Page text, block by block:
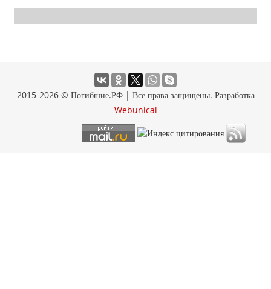
2015-2026 © Погибшие.РФ | Все права защищены. Разработка
Webunical